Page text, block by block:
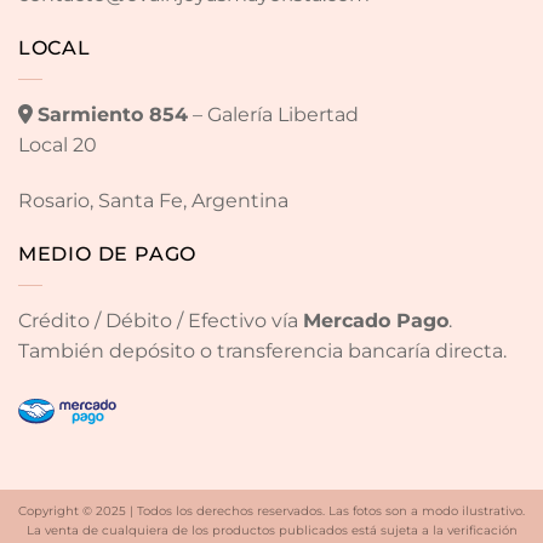
LOCAL
Sarmiento 854– Galería Libertad
Local 20
Rosario, Santa Fe, Argentina
MEDIO DE PAGO
Crédito / Débito / Efectivo vía Mercado Pago.
También depósito o transferencia bancaría directa.
Copyright © 2025 | Todos los derechos reservados. Las fotos son a modo ilustrativo.
La venta de cualquiera de los productos publicados está sujeta a la verificación